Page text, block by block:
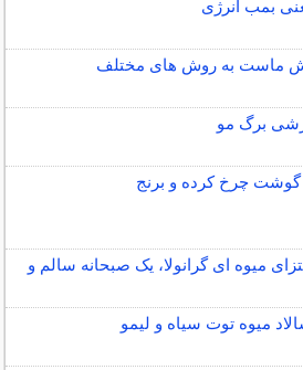
بمب انرژی
ماست به روش های مختلف
برگ مو
گوشت چرخ کرده و برنج
میوه ای گرانولا، یک صبحانه سالم و
میوه توت سیاه و لیمو